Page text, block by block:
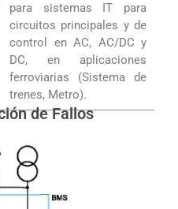
para sistemas IT para
circuitos principales y de
control en AC, AC/DC y
DC, en aplicaciones
ferroviarias (Sistema de
trenes, Metro).
de Fallos